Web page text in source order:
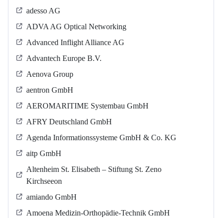
adesso AG
ADVA AG Optical Networking
Advanced Inflight Alliance AG
Advantech Europe B.V.
Aenova Group
aentron GmbH
AEROMARITIME Systembau GmbH
AFRY Deutschland GmbH
Agenda Informationssysteme GmbH & Co. KG
aitp GmbH
Altenheim St. Elisabeth – Stiftung St. Zeno
Kirchseeon
amiando GmbH
Amoena Medizin-Orthopädie-Technik GmbH